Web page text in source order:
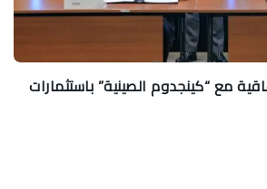
مع “كينجدوم الصينية” باستثمارات